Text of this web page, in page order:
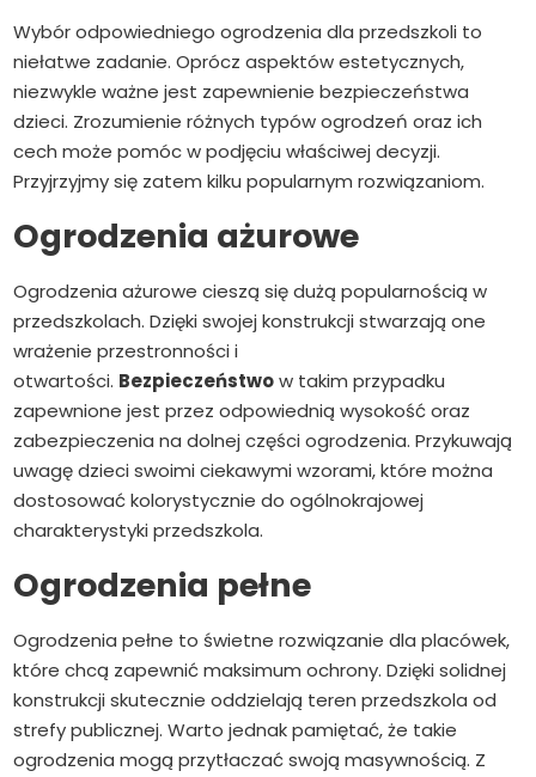
Wybór odpowiedniego ogrodzenia dla przedszkoli to
niełatwe zadanie. Oprócz aspektów estetycznych,
niezwykle ważne jest zapewnienie bezpieczeństwa
dzieci. Zrozumienie różnych typów ogrodzeń oraz ich
cech może pomóc w podjęciu właściwej decyzji.
Przyjrzyjmy się zatem kilku popularnym rozwiązaniom.
Ogrodzenia ażurowe
Ogrodzenia ażurowe cieszą się dużą popularnością w
przedszkolach. Dzięki swojej konstrukcji stwarzają one
wrażenie przestronności i
otwartości. Bezpieczeństwow takim przypadku
zapewnione jest przez odpowiednią wysokość oraz
zabezpieczenia na dolnej części ogrodzenia. Przykuwają
uwagę dzieci swoimi ciekawymi wzorami, które można
dostosować kolorystycznie do ogólnokrajowej
charakterystyki przedszkola.
Ogrodzenia pełne
Ogrodzenia pełne to świetne rozwiązanie dla placówek,
które chcą zapewnić maksimum ochrony. Dzięki solidnej
konstrukcji skutecznie oddzielają teren przedszkola od
strefy publicznej. Warto jednak pamiętać, że takie
ogrodzenia mogą przytłaczać swoją masywnością. Z